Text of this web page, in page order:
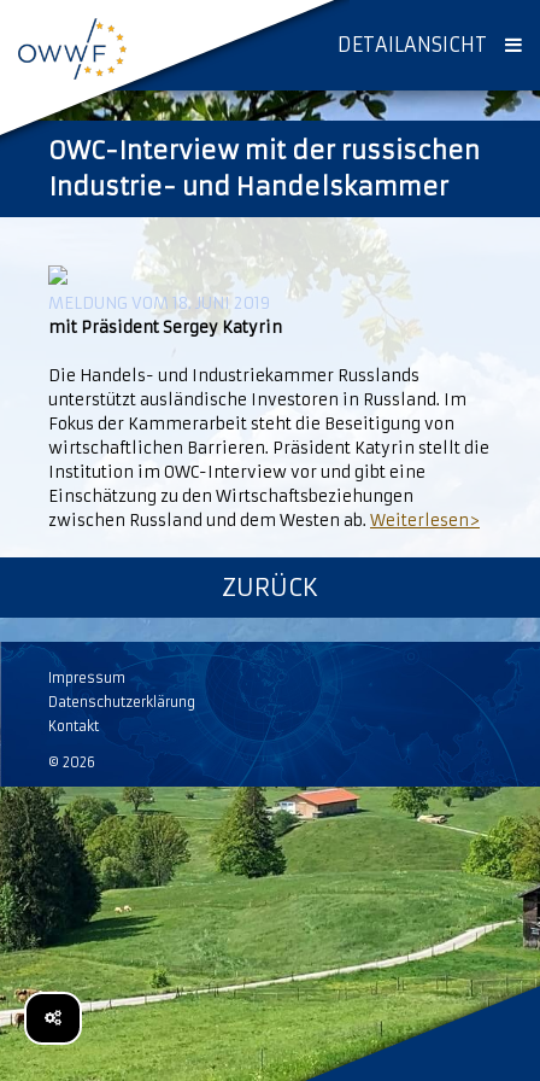
DETAILANSICHT
OWC-Interview mit der russischen
Industrie- und Handelskammer
MELDUNG VOM 18. JUNI 2019
mit Präsident Sergey Katyrin
Die Handels- und Industriekammer Russlands
unterstützt ausländische Investoren in Russland. Im
Fokus der Kammerarbeit steht die Beseitigung von
wirtschaftlichen Barrieren. Präsident Katyrin stellt die
Institution im OWC-Interview vor und gibt eine
Einschätzung zu den Wirtschaftsbeziehungen
zwischen Russland und dem Westen ab. Weiterlesen>
ZURÜCK
Impressum
Datenschutzerklärung
Kontakt
© 2026